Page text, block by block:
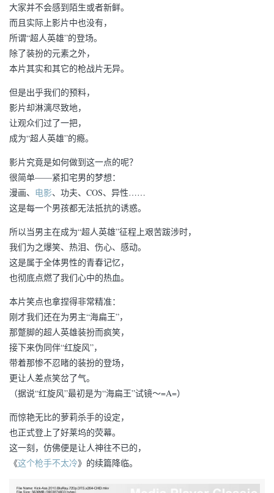
大家并不会感到陌生或者新鲜。
而且实际上影片中也没有，
所谓“超人英雄”的登场。
除了装扮的元素之外，
本片其实和其它的枪战片无异。
但是出乎我们的预料，
影片却淋漓尽致地，
让观众们过了一把，
成为“超人英雄”的瘾。
影片究竟是如何做到这一点的呢？
很简单——紧扣宅男的梦想：
漫画、 电影、功夫、COS、异性……
这是每一个男孩都无法抵抗的诱惑。
所以当男主在成为“超人英雄”征程上艰苦跋涉时，
我们为之爆笑、热泪、伤心、感动。
这是属于全体男性的青春记忆，
也彻底点燃了我们心中的热血。
本片笑点也拿捏得非常精准：
刚才我们还在为男主“海扁王”，
那蹩脚的超人英雄装扮而疯笑，
接下来伪同伴“红旋风”，
带着那惨不忍睹的装扮的登场，
更让人差点笑岔了气。
（据说“红旋风”最初是为“海扁王”试镜～=A=）
而惊艳无比的萝莉杀手的设定，
也正式登上了好莱坞的荧幕。
这一刻，仿佛便是让人神往不已的，
《这个枪手不太冷》的续篇降临。